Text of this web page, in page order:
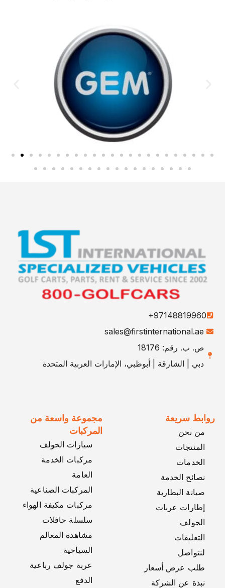
+97148819960
sales@firstinternational.ae
ص. ب. رقم: 18176
دبي | الشارقة | أبوظبي، الإمارات العربية المتحدة
روابط سريعة
من نحن
المنتجات
الخدمات
نصائح الخدمة
صيانة البطارية
إطارات عربات
الجولف
التعليقات
لنتواصل
طلب عرض أسعار
نبذة عن الشركة
مجموعة واسعة من
المركبات
سيارات الجولف
مركبات الخدمة
العامة
المركبات الصناعية
مركبات مكيفة الهواء
سلسلة حافلات
مشاهدة المعالم
السياحية
عربة جولف رباعية
الدفع